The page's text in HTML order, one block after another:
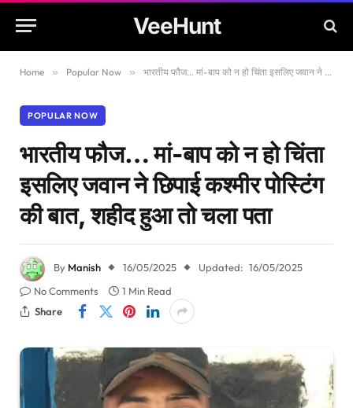
VeeHunt
Home » Popular Now » भारतीय फौज… मां-बाप को न हो चिंता इसलिए जवान ने छिपाई कश्मीर पोस्टिंग की बात, शहीद हुआ तो चला पता
POPULAR NOW
भारतीय फौज… मां-बाप को न हो चिंता
इसलिए जवान ने छिपाई कश्मीर पोस्टिंग
की बात, शहीद हुआ तो चला पता
By Manish 16/05/2025 Updated: 16/05/2025
No Comments
1 Min Read
Share